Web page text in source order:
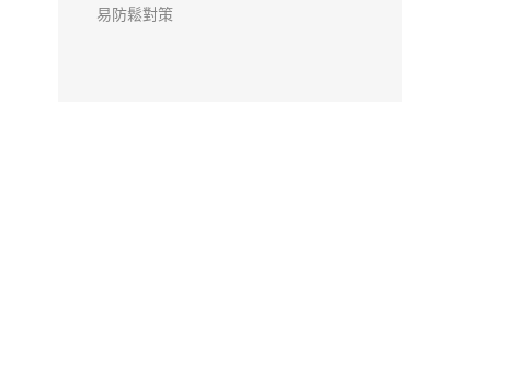
易防鬆對策